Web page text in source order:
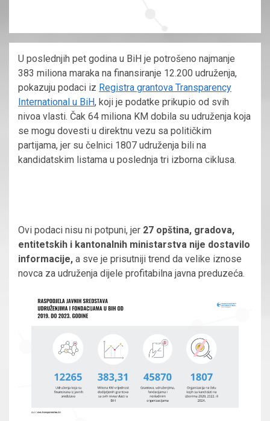
U poslednjih pet godina u BiH je potrošeno najmanje
383 miliona maraka na finansiranje 12.200 udruženja,
pokazuju podaci iz Registra grantova Transparency
International u BiH, koji je podatke prikupio od svih
nivoa vlasti. Čak 64 miliona KM dobila su udruženja koja
se mogu dovesti u direktnu vezu sa političkim
partijama, jer su čelnici 1807 udruženja bili na
kandidatskim listama u poslednja tri izborna ciklusa.
Ovi podaci nisu ni potpuni, jer 27 opština, gradova,
entitetskih i kantonalnih ministarstva nije dostavilo
informacije, a sve je prisutniji trend da velike iznose
novca za udruženja dijele profitabilna javna preduzeća.